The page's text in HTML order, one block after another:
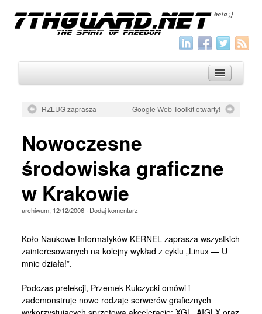
Archiwum
Wszystko
Aktualności
Artykuły
Jak pisać
Kontakt
RZLUG zaprasza Google Web Toolkit otwarty!
Nowoczesne
środowiska graficzne
w Krakowie
archiwum, 12/12/2006· Dodaj komentarz
Koło Naukowe Informatyków KERNEL zaprasza wszystkich
zainteresowanych na kolejny wykład z cyklu „Linux — U
mnie działa!”.
Podczas prelekcji, Przemek Kulczycki omówi i
zademonstruje nowe rodzaje serwerów graficznych